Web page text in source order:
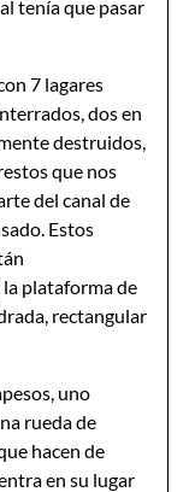
tenía que pasar
7 lagares
dos en
destruidos,
que nos
del canal de
Estos
plataforma de
rectangular
uno
rueda de
hacen de
en su lugar